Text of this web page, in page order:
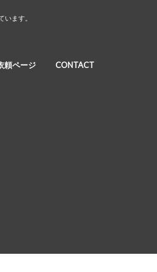
ます。
頼ページ CONTACT